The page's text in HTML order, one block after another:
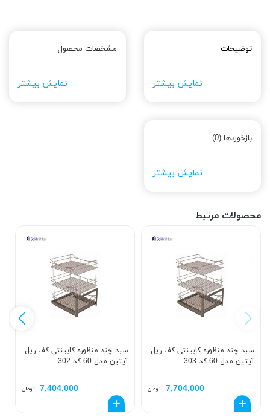
توضیحات
نمایش بیشتر
مشخصات محصول
نمایش بیشتر
بازخوردها (0)
نمایش بیشتر
محصولات مرتبط
سبد چند منظوره کابینتی کف ریل
آیتین مدل 60 کد 303
7,704,000 تومان
سبد چند منظوره کابینتی کف ریل
آیتین مدل 60 کد 302
7,404,000 تومان